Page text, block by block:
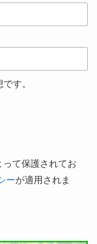
す。
て保護されてお
ーが適用されま